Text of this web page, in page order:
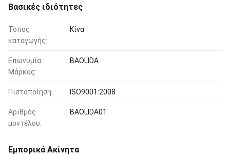
Βασικές ιδιότητες
Τόπος
καταγωγής:
Κίνα
Επωνυμία
Μάρκας:
BAOLIDA
Πιστοποίηση: ISO9001:2008
Αριθμός
μοντέλου:
BAOLIDA01
Εμπορικά Ακίνητα